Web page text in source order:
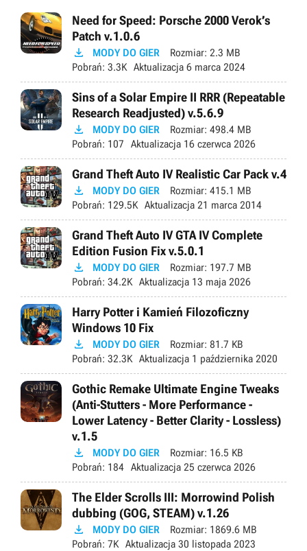
Need for Speed: Porsche 2000 Verok’s
Patch v.1.0.6
 MODY DO GIER Rozmiar: 2.3 MB
Pobrań: 3.3K Aktualizacja 6 marca 2024
Sins of a Solar Empire II RRR (Repeatable
Research Readjusted) v.5.6.9
 MODY DO GIER Rozmiar: 498.4 MB
Pobrań: 107 Aktualizacja 16 czerwca 2026
Grand Theft Auto IV Realistic Car Pack v.4
 MODY DO GIER Rozmiar: 415.1 MB
Pobrań: 129.5K Aktualizacja 21 marca 2014
Grand Theft Auto IV GTA IV Complete
Edition Fusion Fix v.5.0.1
 MODY DO GIER Rozmiar: 197.7 MB
Pobrań: 34.2K Aktualizacja 13 maja 2026
Harry Potter i Kamień Filozoficzny
Windows 10 Fix
 MODY DO GIER Rozmiar: 81.7 KB
Pobrań: 32.3K Aktualizacja 1 października 2020
Gothic Remake Ultimate Engine Tweaks
(Anti-Stutters - More Performance -
Lower Latency - Better Clarity - Lossless)
v.1.5
 MODY DO GIER Rozmiar: 16.5 KB
Pobrań: 184 Aktualizacja 25 czerwca 2026
The Elder Scrolls III: Morrowind Polish
dubbing (GOG, STEAM) v.1.26
 MODY DO GIER Rozmiar: 1869.6 MB
Pobrań: 7K Aktualizacja 30 listopada 2023